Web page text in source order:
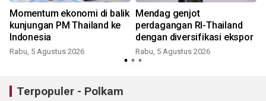
Momentum ekonomi di balik
kunjungan PM Thailand ke
Indonesia
Rabu, 5 Agustus 2026
Mendag genjot
perdagangan RI-Thailand
dengan diversifikasi ekspor
Rabu, 5 Agustus 2026
Terpopuler - Polkam